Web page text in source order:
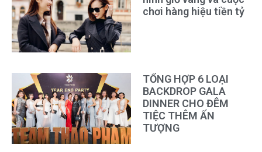
chơi hàng hiệu tiền tỷ
TỔNG HỢP 6 LOẠI
BACKDROP GALA
DINNER CHO ĐÊM
TIỆC THÊM ẤN
TƯỢNG